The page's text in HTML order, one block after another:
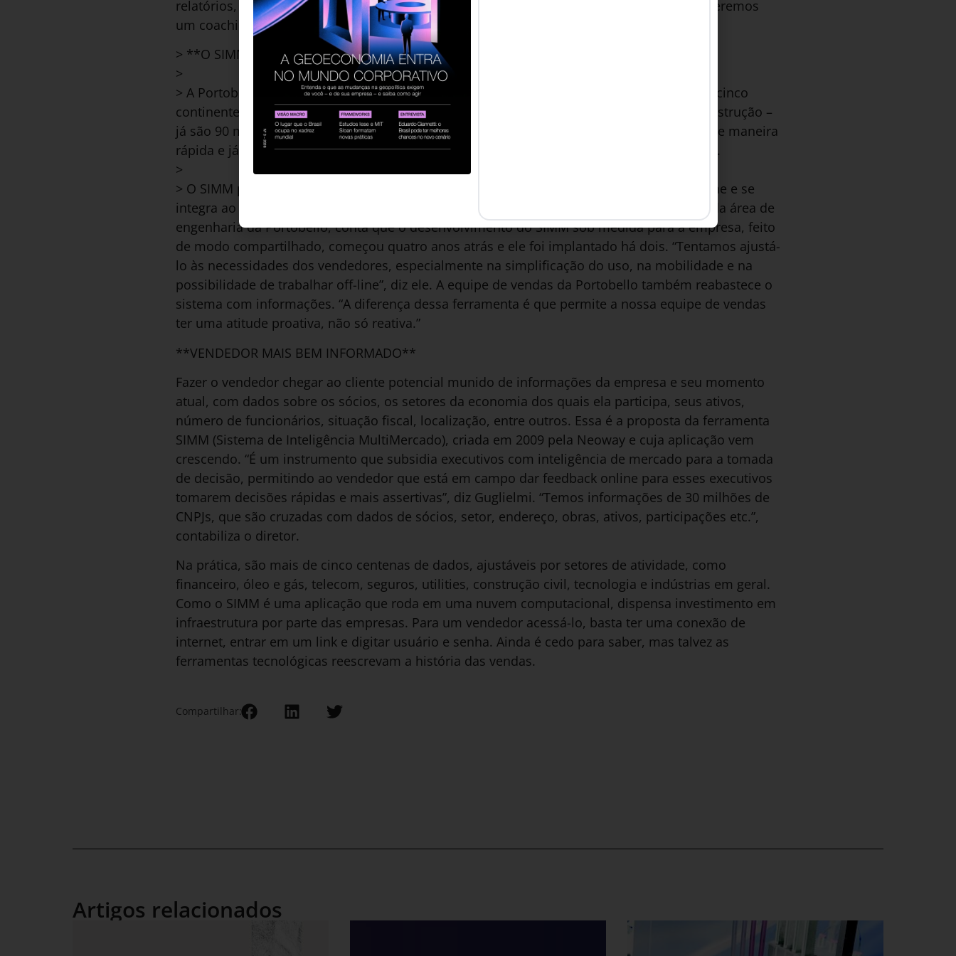
relatórios, identificação de perfil da aprendizado, agendamento de atividades etc. “Ofereceremos
um coaching estruturado para o vendedor”, diz Matos.
> **O SIMM da Portobello**
>
> A Portobello, empresa brasileira de revestimentos cerâmicos que atende mercados dos cinco
continentes, é uma das que vêm inovando na área de vendas. Mapeando edifícios em construção –
já são 90 mil hoje–, o sistema SIMM permite a seus vendedores encontrar o cliente ideal de maneira
rápida e já com as informações necessárias para o atendimento e o fechamento da venda.
>
> O SIMM pode ser visualizado pelos vendedores por meio de um aplicativo de smartphone e se
integra ao Google Maps, mostrando a localização da obra. Marcos Reis, superintendente da área de
engenharia da Portobello, conta que o desenvolvimento do SIMM sob medida para a empresa, feito
de modo compartilhado, começou quatro anos atrás e ele foi implantado há dois. “Tentamos ajustá-
lo às necessidades dos vendedores, especialmente na simplificação do uso, na mobilidade e na
possibilidade de trabalhar off-line”, diz ele. A equipe de vendas da Portobello também reabastece o
sistema com informações. “A diferença dessa ferramenta é que permite a nossa equipe de vendas
ter uma atitude proativa, não só reativa.”
**VENDEDOR MAIS BEM INFORMADO**
Fazer o vendedor chegar ao cliente potencial munido de informações da empresa e seu momento
atual, com dados sobre os sócios, os setores da economia dos quais ela participa, seus ativos,
número de funcionários, situação fiscal, localização, entre outros. Essa é a proposta da ferramenta
SIMM (Sistema de Inteligência MultiMercado), criada em 2009 pela Neoway e cuja aplicação vem
crescendo. “É um instrumento que subsidia executivos com inteligência de mercado para a tomada
de decisão, permitindo ao vendedor que está em campo dar feedback online para esses executivos
tomarem decisões rápidas e mais assertivas”, diz Guglielmi. “Temos informações de 30 milhões de
CNPJs, que são cruzadas com dados de sócios, setor, endereço, obras, ativos, participações etc.”,
contabiliza o diretor.
Na prática, são mais de cinco centenas de dados, ajustáveis por setores de atividade, como
financeiro, óleo e gás, telecom, seguros, utilities, construção civil, tecnologia e indústrias em geral.
Como o SIMM é uma aplicação que roda em uma nuvem computacional, dispensa investimento em
infraestrutura por parte das empresas. Para um vendedor acessá-lo, basta ter uma conexão de
internet, entrar em um link e digitar usuário e senha. Ainda é cedo para saber, mas talvez as
ferramentas tecnológicas reescrevam a história das vendas.
Compartilhar:
Artigos relacionados